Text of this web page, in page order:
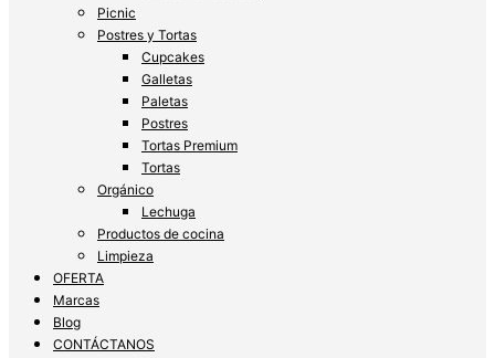
Picnic
Postres y Tortas
Cupcakes
Galletas
Paletas
Postres
Tortas Premium
Tortas
Orgánico
Lechuga
Productos de cocina
Limpieza
OFERTA
Marcas
Blog
CONTÁCTANOS